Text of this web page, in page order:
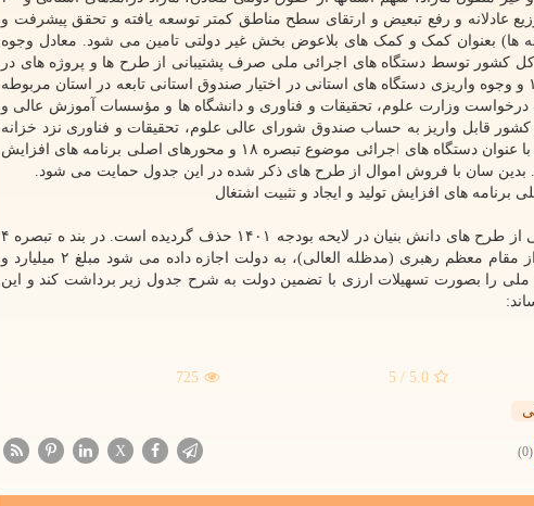
عادلانه و رفع تبعیض و ارتقای سطح مناطق کمتر توسعه یافته و تحقق پیشرفت و
ها) بعنوان کمک و کمک های بلاعوض بخش غیر دولتی تامین می شود. معادل وجوه
کشور توسط دستگاه های اجرائی ملی صرف پشتیبانی از طرح ها و پروژه های در
رابطه با رشد و تولید همان دستگاه در قالب جدول شماره ۱۸ و وجوه واریزی دستگاه های استانی در اختیار صندوق استانی تابعه در استان مربوطه
«در صورت درخواست وزارت علوم، تحقیقات و فناوری و دانشگاه ها و مؤسسات آموزش عالی و
قابل واریز به حساب صندوق شورای عالی علوم، تحقیقات و فناوری نزد خزانه
داری کل کشور است. در لایحه بودجه سال ۱۴۰۱ در جدولی با عنوان دستگاه های اجرائی موضوع تبصره ۱۸ و محورهای اصلی برنامه های افزایش
بدین سان با فروش اموال از طرح های ذکر شده در این جدول حمایت می شود.
این در حالی است که در بند طرح های کلان و حمایت یورویی از طرح های دانش بنیان در لایحه بودجه ۱۴۰۱ حذف گردیده است. در بند ه تبصره ۴
لایحه بودجه ۱۴۰۰ آمده بود: «ه - در صورت دریافت مجوز از مقام معظم رهبری (مدظله العالی)، به دولت اجازه داده می شود مبلغ ۲ میلیارد و
منابع ورودی سال ۱۴۰۰ صندوق توسعه ملی را بصورت تسهیلات ارزی با تضمین دولت به شرح جدول زیر برداشت کند و این
5.0
/ 5
725
(0)
X